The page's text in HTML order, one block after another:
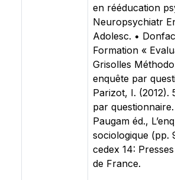
en rééducation
Neuropsychiatr
Adolesc. •
Formation «
Grisolles
enquête par
Parizot, I. (2012).
par
Paugam éd.,
sociologique (pp.
cedex 14:
de France.